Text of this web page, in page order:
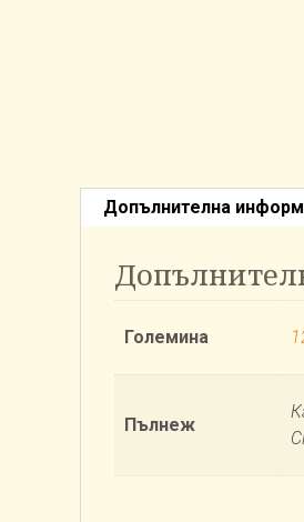
Допълнителна
Големина
Пълнеж